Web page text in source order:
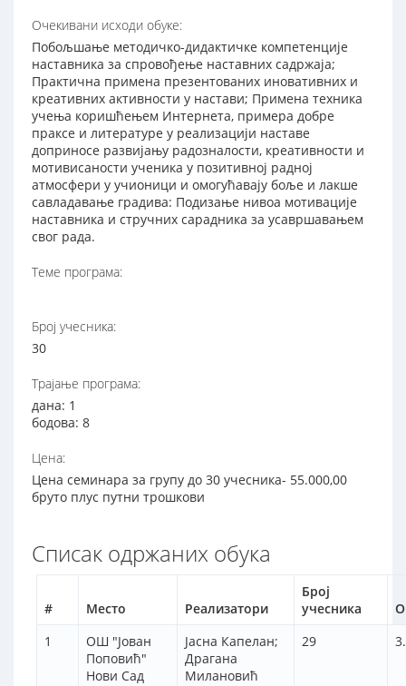
Очекивани исходи обуке:
Побољшање методичко-дидактичке компетенције
наставника за спровођење наставних садржаја;
Практична примена презентованих иновативних и
креативних активности у настави; Примена техника
учења коришћењем Интернета, примера добре
праксе и литературе у реализацији наставе
доприносе развијању радозналости, креативности и
мотивисаности ученика у позитивној радној
атмосфери у учионици и омогућавају боље и лакше
савладавање градива: Подизање нивоа мотивације
наставника и стручних сарадника за усавршавањем
свог рада.
Теме програма:
Број учесника:
30
Трајање програма:
дана: 1
бодова: 8
Цена:
Цена семинара за групу до 30 учесника- 55.000,00
бруто плус путни трошкови
Списак одржаних обука
# Место Реализатори
Број
учесника
1
ОШ "Јован
Поповић"
Нови Сад
Јасна Капелан;
Драгана
Милановић
29